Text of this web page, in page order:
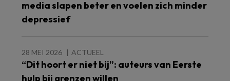
media slapen beter en voelen zich minder
depressief
28 MEI 2026 ACTUEEL
“Dit hoort er niet bij”: auteurs van Eerste
hulp bij grenzen willen